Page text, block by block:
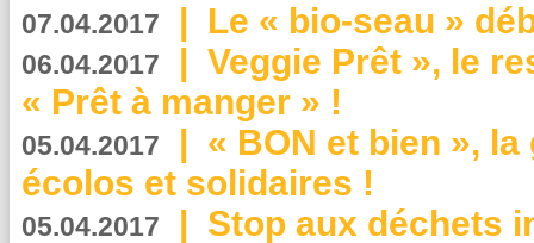
07.04.2017 | Le « bio-seau »
06.04.2017 | Veggie Prêt », le
« Prêt à manger » !
05.04.2017 | « BON et bien »,
écolos et solidaires !
05.04.2017 | Stop aux déchets